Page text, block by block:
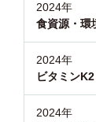
2024年
食資源・環
2024年
ビタミン
2024年